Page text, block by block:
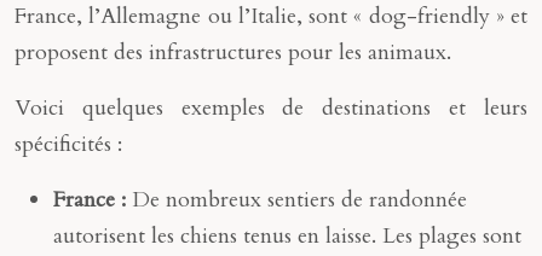
France, l’Allemagne ou l’Italie, sont « dog-friendly » et
proposent des infrastructures pour les animaux.
Voici quelques exemples de destinations et leurs
spécificités :
France : De nombreux sentiers de randonnée
autorisent les chiens tenus en laisse. Les plages sont